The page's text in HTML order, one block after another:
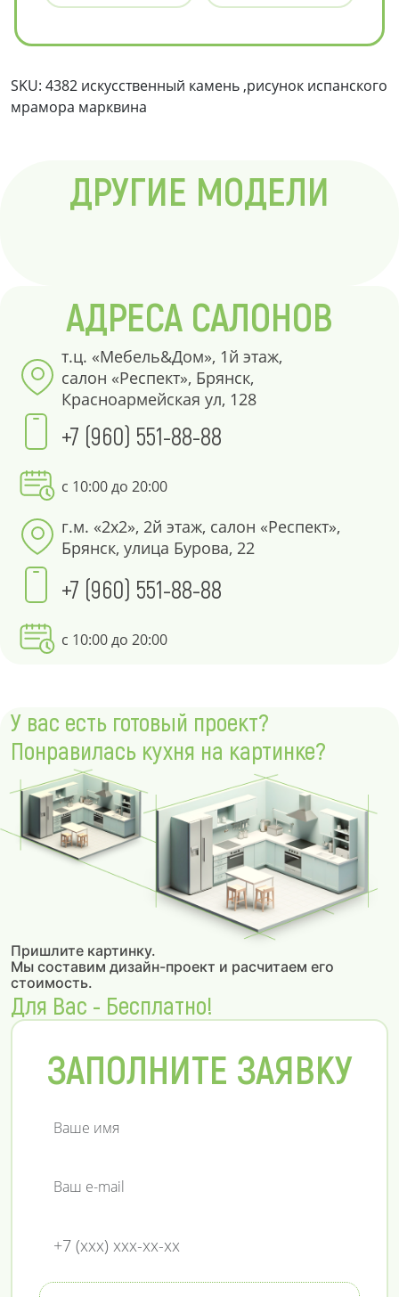
SKU: 4382 искусственный камень ,рисунок испанского
мрамора марквина
ДРУГИЕ МОДЕЛИ
АДРЕСА САЛОНОВ
т.ц. «Мебель&Дом», 1й этаж,
салон «Респект», Брянск,
Красноармейская ул, 128
+7 (960) 551-88-88
с 10:00 до 20:00
г.м. «2х2», 2й этаж, салон «Респект»,
Брянск, улица Бурова, 22
+7 (960) 551-88-88
с 10:00 до 20:00
У вас есть готовый проект?
Понравилась кухня на картинке?
Пришлите картинку.
Мы составим дизайн-проект и расчитаем его
стоимость.
Для Вас - Бесплатно!
ЗАПОЛНИТЕ ЗАЯВКУ